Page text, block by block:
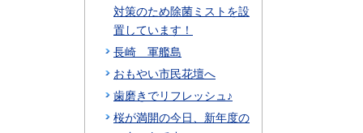
対策のため除菌ミストを設
置しています！
長崎 軍艦島
おもやい市民花壇へ
歯磨きでリフレッシュ♪
桜が満開の今日、新年度の